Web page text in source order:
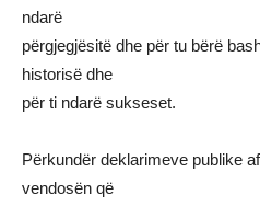
ndarë
përgjegjësitë dhe për tu bërë
historisë dhe
për ti ndarë sukseset.
Përkundër deklarimeve publike
vendosën që